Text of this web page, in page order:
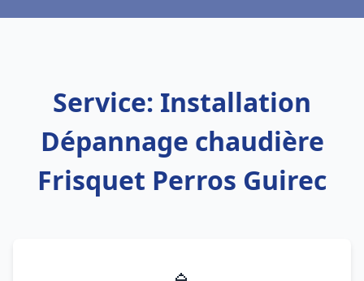
Service: Installation
Dépannage chaudière
Frisquet Perros Guirec